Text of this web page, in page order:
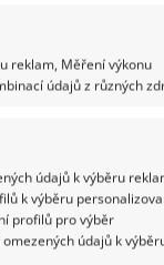
reklam, Měření výkonu
údajů z různých
údajů k výběru
k výběru
profilů pro výběr
údajů k
toho.
z
povrchu